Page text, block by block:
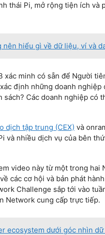
thái Pi, mở rộng tiện ích và
hiểu gì về dữ liệu, ví và
xác minh có sẵn để Người
định những doanh nghiệp
Các doanh nghiệp có
dịch tập trung (CEX) và
và nhiều dịch vụ của bên
video này từ một trong hai
các cơ hội và bản phát
Challenge sắp tới vào
Network cung cấp trực tiếp.
ecosystem dưới góc nhìn